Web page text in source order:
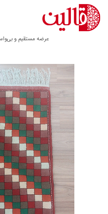
Skip
content
عرضه مستقیم و